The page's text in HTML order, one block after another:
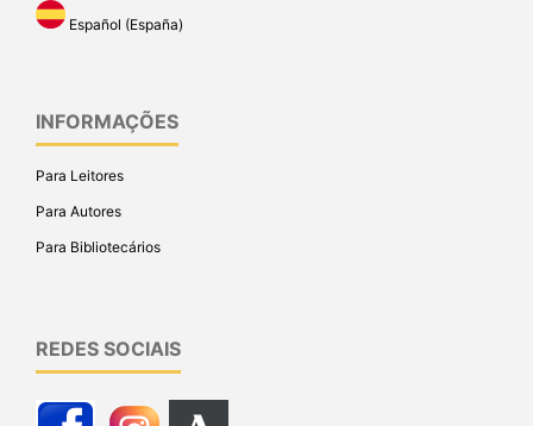
Español (España)
INFORMAÇÕES
Para Leitores
Para Autores
Para Bibliotecários
REDES SOCIAIS